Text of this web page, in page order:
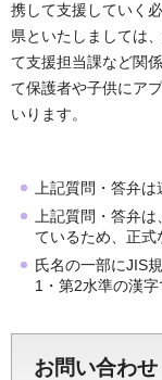
携して支援していく
県といたしましては
て支援担当課など関
て保護者や子供にア
いります。
上記質問・答弁は
上記質問・答弁
ているため、正式
氏名の一部にJIS
1・第2水準の漢
お問い合わせ